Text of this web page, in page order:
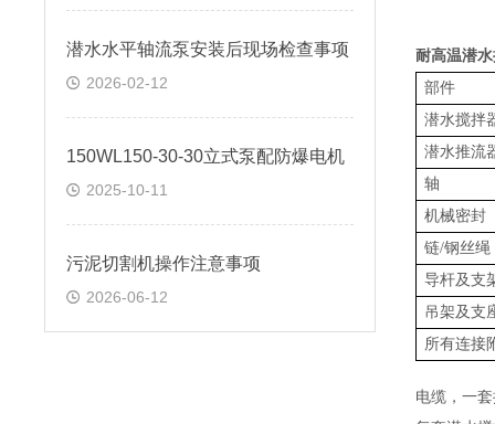
潜水水平轴流泵安装后现场检查事项
2026-02-12
150WL150-30-30立式泵配防爆电机
2025-10-11
污泥切割机操作注意事项
2026-06-12
耐高温潜
部件
潜水搅拌
潜水推流
轴
机械密封
链/钢丝绳
导杆及支
吊架及支
所有连接
电缆，一